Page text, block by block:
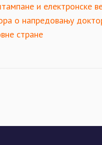
и електронске
о напредовању
стране